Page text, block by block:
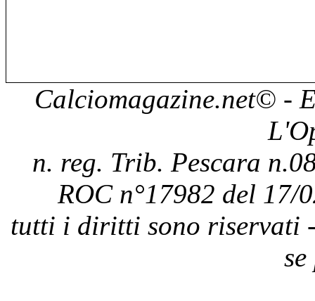
Calciomagazine.net© -
n. reg. Trib. Pescara
ROC n°17982 del 17/
tutti i diritti sono riservati